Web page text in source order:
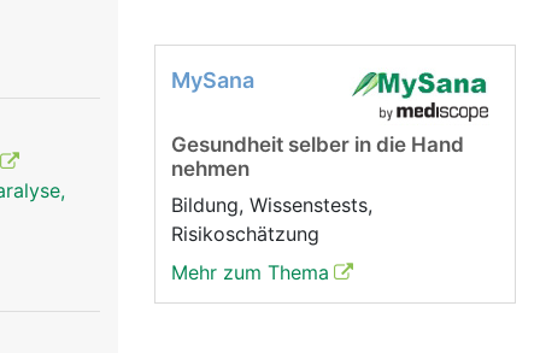
MySana
Gesundheit selber in die Hand
nehmen
Bildung, Wissenstests,
Risikoschätzung
Mehr zum Thema